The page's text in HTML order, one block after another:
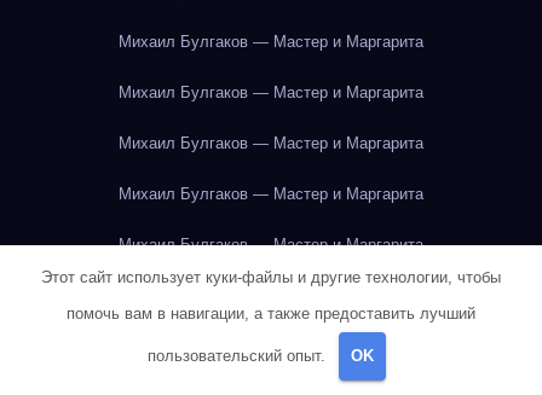
Михаил Булгаков — Мастер и Маргарита
Михаил Булгаков — Мастер и Маргарита
Михаил Булгаков — Мастер и Маргарита
Михаил Булгаков — Мастер и Маргарита
Михаил Булгаков — Мастер и Маргарита
Михаил Булгаков — Мастер и Маргарита
Этот сайт использует куки-файлы и другие технологии, чтобы
помочь вам в навигации, а также предоставить лучший
пользовательский опыт. OK